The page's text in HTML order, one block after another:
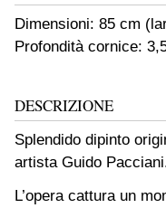
Dimensioni: 85 cm
Profondità cornice:
DESCRIZIONE
Splendido dipinto
artista Guido
L’opera cattura un